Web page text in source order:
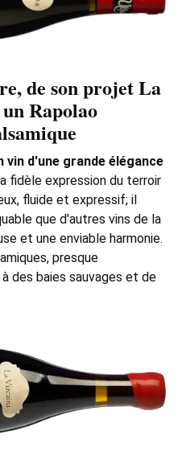
de son projet La
Rapolao
vin d'une grande élégance
fidèle expression du terroir
fluide et expressif; il
que d'autres vins de la
et une enviable harmonie.
presque
des baies sauvages et de